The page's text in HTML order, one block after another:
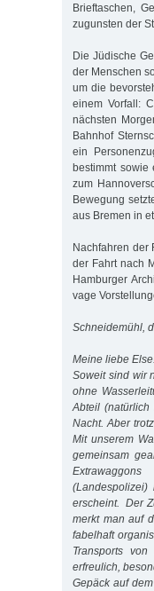
Brieftaschen,
zugunsten der
Die Jüdische
der Menschen
um die
einem Vorfall:
nächsten
Bahnhof
ein
bestimmt sowie
zum
Bewegung
aus Bremen in
Nachfahren der
der Fahrt nach
Hamburger
vage
Schneidemühl,
Meine liebe
Soweit sind wir
ohne
Abteil
Nacht. Aber
Mit unserem
gemeinsam
erscheint. Der
merkt man auf
fabelhaft
Transports
erfreulich,
Gepäck auf